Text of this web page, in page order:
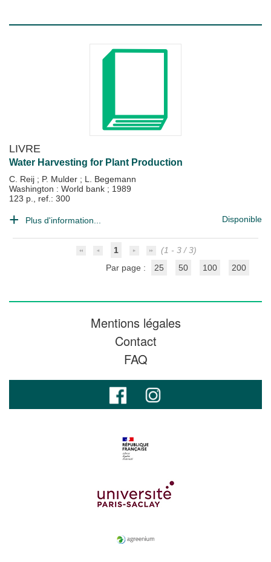
LIVRE
Water Harvesting for Plant Production
C. Reij ; P. Mulder ; L. Begemann
Washington : World bank ; 1989
123 p., ref.: 300
Plus d'information... Disponible
1
(1 - 3 / 3)
Par page :
25 50 100 200
Mentions légales
Contact
FAQ